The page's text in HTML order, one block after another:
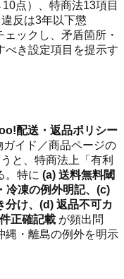
点）、特商法13項目
反は3年以下懲
ックし、矛盾箇所・
べき設定項目を提示す
配送・返品ポリシー
イド／商品ページの
と、特商法上「有利
。特に (a) 送料無料閾
冷凍の例外明記、(c)
分け、(d) 返品不可カ
正確記載 が頻出問
縄・離島の例外を明示